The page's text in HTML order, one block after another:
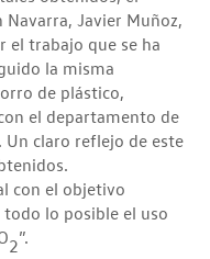
Javier Muñoz,
el trabajo que se ha
la misma
de plástico,
el departamento de
Un claro reflejo de este
con el objetivo
lo posible el uso
2”.